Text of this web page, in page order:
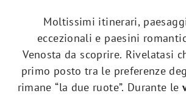
Moltissimi itinerari,
eccezionali e paesini
Venosta da scoprire. Rivelatasi
primo posto tra le preferenze
rimane “la due ruote”. Durante le